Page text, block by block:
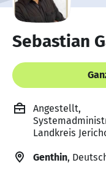
Sebastian
Angestellt,
Landkreis
Genthin,